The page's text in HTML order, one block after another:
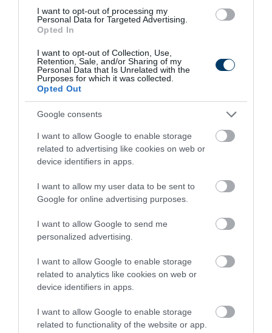
I want to opt-out of processing my
Personal Data for Targeted Advertising.
Opted In
I want to opt-out of Collection, Use,
Retention, Sale, and/or Sharing of my
Personal Data that Is Unrelated with the
Purposes for which it was collected.
Opted Out
Google consents
I want to allow Google to enable storage
related to advertising like cookies on web or
device identifiers in apps.
I want to allow my user data to be sent to
Google for online advertising purposes.
I want to allow Google to send me
personalized advertising.
I want to allow Google to enable storage
related to analytics like cookies on web or
device identifiers in apps.
I want to allow Google to enable storage
related to functionality of the website or app.
This Simple Trick Removes All Parasites From
Your Body!
279 75
3 h 15 min